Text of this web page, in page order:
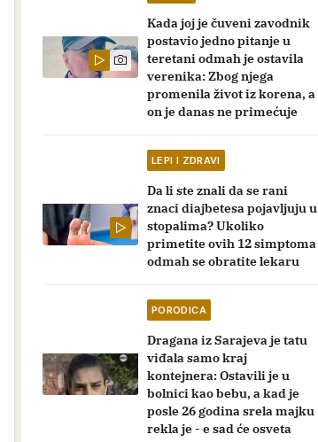
Kada joj je čuveni zavodnik
postavio jedno pitanje u
teretani odmah je ostavila
verenika: Zbog njega
promenila život iz korena, a
on je danas ne primećuje
LEPI I ZDRAVI
Da li ste znali da se rani
znaci diajbetesa pojavljuju u
stopalima? Ukoliko
primetite ovih 12 simptoma
odmah se obratite lekaru
PORODICA
Dragana iz Sarajeva je tatu
viđala samo kraj
kontejnera: Ostavili je u
bolnici kao bebu, a kad je
posle 26 godina srela majku
rekla je - e sad će osveta